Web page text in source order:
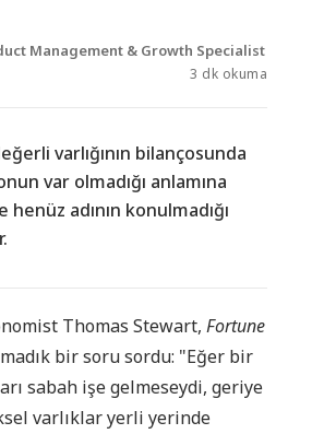
Management & Growth Specialist
3 dk okuma
varlığının bilançosunda
var olmadığı anlamına
henüz adının konulmadığı
Thomas Stewart, Fortune
bir soru sordu: "Eğer bir
sabah işe gelmeseydi, geriye
varlıklar yerli yerinde